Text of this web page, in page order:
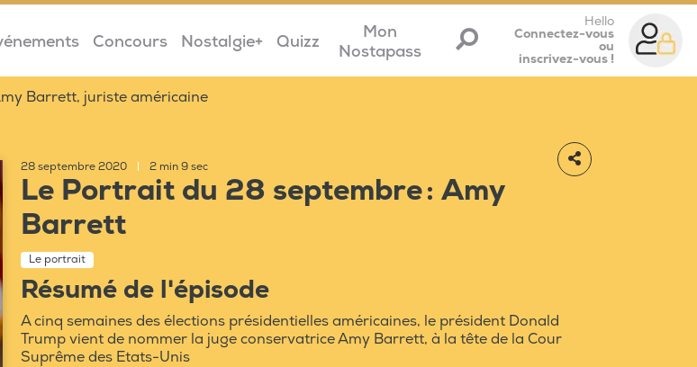
Concours Nostalgie+ Quizz
Mon
Nostapass
Hello
Connectez-vous
ou
inscrivez-vous !
Barrett, juriste américaine
28 septembre 2020 2 min 9 sec
Le Portrait du 28 septembre : Amy
Barrett
Le portrait
Résumé de l'épisode
A cinq semaines des élections présidentielles américaines, le président Donald
Trump vient de nommer la juge conservatrice Amy Barrett, à la tête de la Cour
Suprême des Etats-Unis